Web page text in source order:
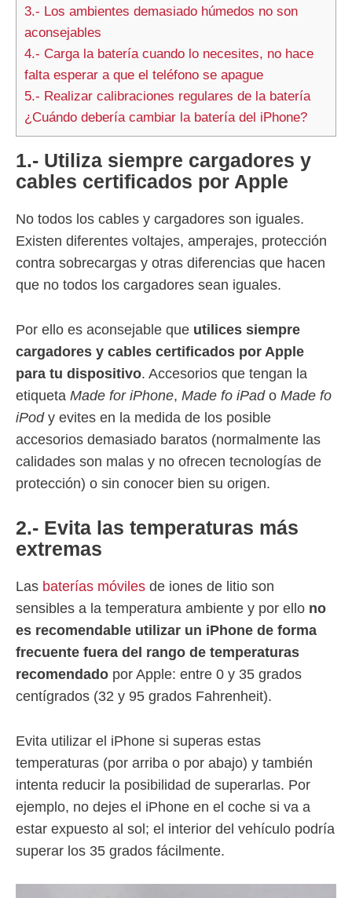
3.- Los ambientes demasiado húmedos no son
aconsejables
4.- Carga la batería cuando lo necesites, no hace
falta esperar a que el teléfono se apague
5.- Realizar calibraciones regulares de la batería
¿Cuándo debería cambiar la batería del iPhone?
1.- Utiliza siempre cargadores y
cables certificados por Apple
No todos los cables y cargadores son iguales.
Existen diferentes voltajes, amperajes, protección
contra sobrecargas y otras diferencias que hacen
que no todos los cargadores sean iguales.
Por ello es aconsejable que utilices siempre
cargadores y cables certificados por Apple
para tu dispositivo. Accesorios que tengan la
etiqueta Made for iPhone, Made fo iPado Made fo
iPody evites en la medida de los posible
accesorios demasiado baratos (normalmente las
calidades son malas y no ofrecen tecnologías de
protección) o sin conocer bien su origen.
2.- Evita las temperaturas más
extremas
Las baterías móviles de iones de litio son
sensibles a la temperatura ambiente y por ello no
es recomendable utilizar un iPhone de forma
frecuente fuera del rango de temperaturas
recomendado por Apple: entre 0 y 35 grados
centígrados (32 y 95 grados Fahrenheit).
Evita utilizar el iPhone si superas estas
temperaturas (por arriba o por abajo) y también
intenta reducir la posibilidad de superarlas. Por
ejemplo, no dejes el iPhone en el coche si va a
estar expuesto al sol; el interior del vehículo podría
superar los 35 grados fácilmente.